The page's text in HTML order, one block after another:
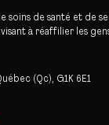
soins de santé et de
à réaffilier les
(Qc), G1K 6E1